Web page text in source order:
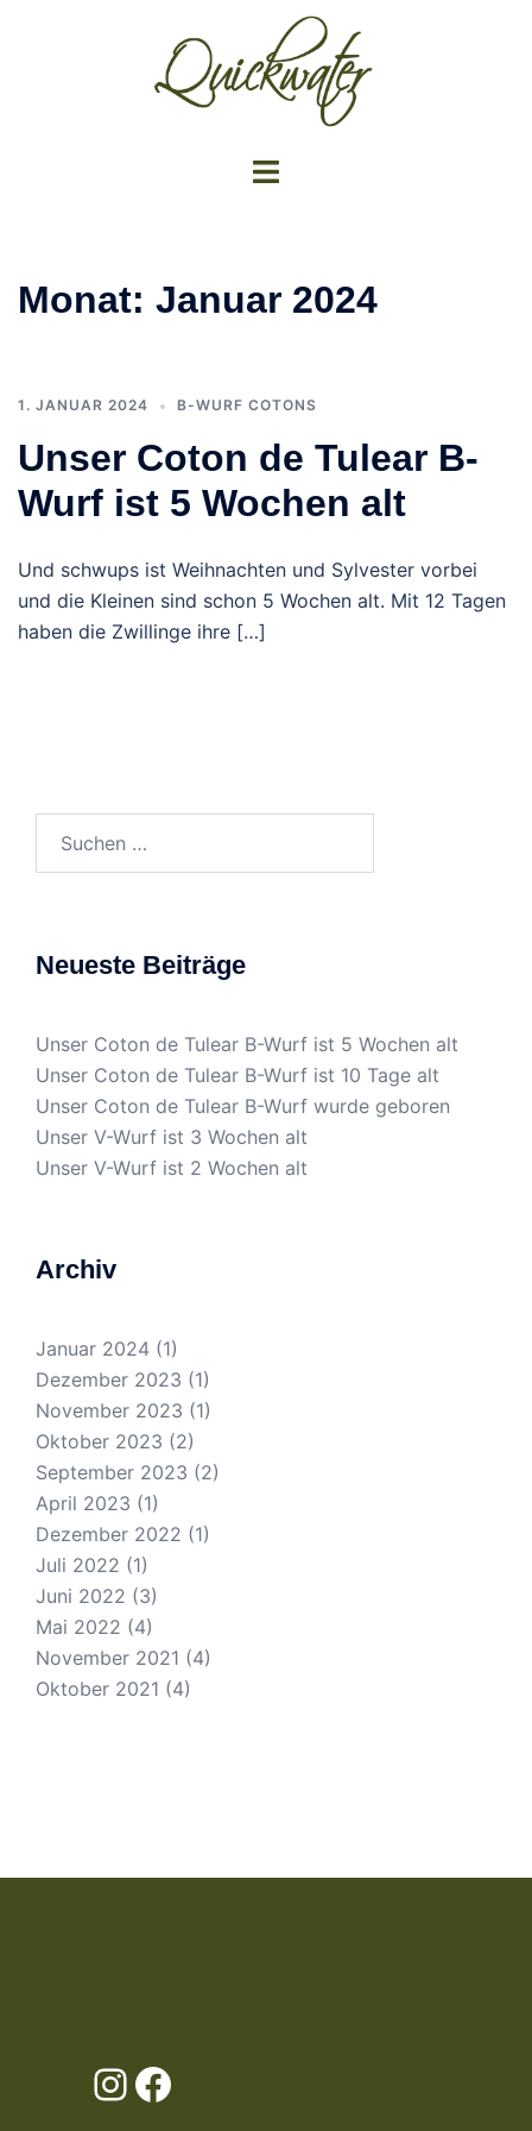
Menü
Monat: Januar 2024
1. JANUAR 2024 B-WURF COTONS
Unser Coton de Tulear B-
Wurf ist 5 Wochen alt
Und schwups ist Weihnachten und Sylvester vorbei
und die Kleinen sind schon 5 Wochen alt. Mit 12 Tagen
haben die Zwillinge ihre […]
Neueste Beiträge
Unser Coton de Tulear B-Wurf ist 5 Wochen alt
Unser Coton de Tulear B-Wurf ist 10 Tage alt
Unser Coton de Tulear B-Wurf wurde geboren
Unser V-Wurf ist 3 Wochen alt
Unser V-Wurf ist 2 Wochen alt
Archiv
Januar 2024 (1)
Dezember 2023 (1)
November 2023 (1)
Oktober 2023 (2)
September 2023 (2)
April 2023 (1)
Dezember 2022 (1)
Juli 2022 (1)
Juni 2022 (3)
Mai 2022 (4)
November 2021 (4)
Oktober 2021 (4)
Instagram
Facebook